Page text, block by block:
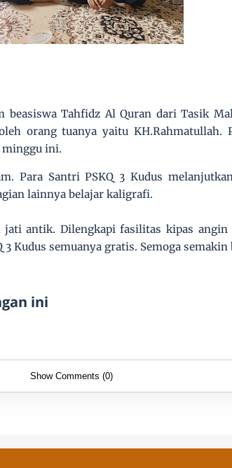
beasiswa Tahfidz Al Quran dari Tasik
orang tuanyayaitu KH.Rahmatullah.
minggu ini.
Para Santri PSKQ 3 Kudus
lainnya belajar kaligrafi.
antik. Dilengkapi fasilitas kipas angin
Kudus semuanya gratis. Semoga
ini
Show Comments (0)